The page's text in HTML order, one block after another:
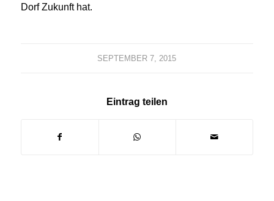
Dorf Zukunft hat.
SEPTEMBER 7, 2015
Eintrag teilen